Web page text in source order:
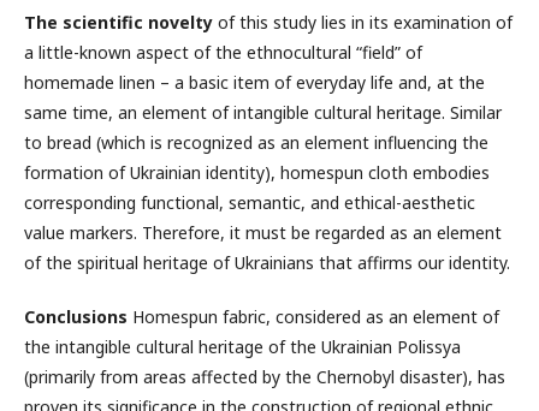
The scientific novelty of this study lies in its examination of
a little-known aspect of the ethnocultural “field” of
homemade linen – a basic item of everyday life and, at the
same time, an element of intangible cultural heritage. Similar
to bread (which is recognized as an element influencing the
formation of Ukrainian identity), homespun cloth embodies
corresponding functional, semantic, and ethical-aesthetic
value markers. Therefore, it must be regarded as an element
of the spiritual heritage of Ukrainians that affirms our identity.
Conclusions Homespun fabric, considered as an element of
the intangible cultural heritage of the Ukrainian Polissya
(primarily from areas affected by the Chernobyl disaster), has